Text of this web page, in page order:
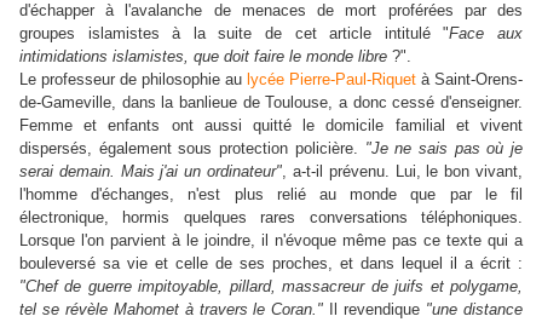
d'échapper à l'avalanche de menaces de mort proférées par des
groupes islamistes à la suite de cet article intitulé "Face aux
intimidations islamistes, que doit faire le monde libre ?".
Le professeur de philosophie au lycée Pierre-Paul-Riquet à Saint-Orens-
de-Gameville, dans la banlieue de Toulouse, a donc cessé d'enseigner.
Femme et enfants ont aussi quitté le domicile familial et vivent
dispersés, également sous protection policière. "Je ne sais pas où je
serai demain. Mais j'ai un ordinateur", a-t-il prévenu. Lui, le bon vivant,
l'homme d'échanges, n'est plus relié au monde que par le fil
électronique, hormis quelques rares conversations téléphoniques.
Lorsque l'on parvient à le joindre, il n'évoque même pas ce texte qui a
bouleversé sa vie et celle de ses proches, et dans lequel il a écrit :
"Chef de guerre impitoyable, pillard, massacreur de juifs et polygame,
tel se révèle Mahomet à travers le Coran." Il revendique "une distance